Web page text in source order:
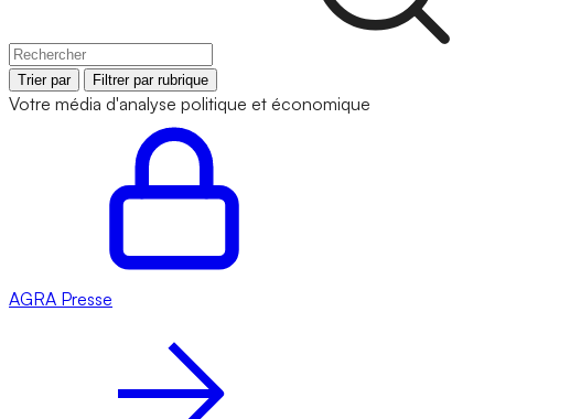
Trier par Filtrer par rubrique
Votre média d'analyse politique et économique
AGRA Presse